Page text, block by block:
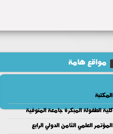
مواقع هامة
المكتبة
كلية الطفولة المبكرة جامعة المنوفية
المؤتمر العلمي الثامن الدولي الرابع